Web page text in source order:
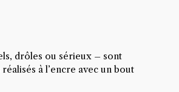
drôles ou sérieux – sont
à l’encre avec un bout